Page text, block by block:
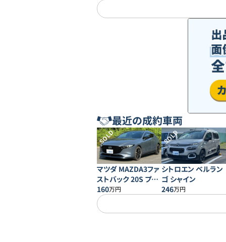
最近の成約車両
SOLD
マツダ MAZDA3ファ
ストバック 20S プロ
アクティブ
160万円
SOLD
シトロエン ベルラン
ゴ シャイン
246万円